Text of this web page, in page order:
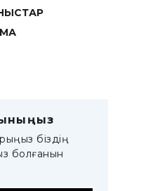
біздің
болғанын